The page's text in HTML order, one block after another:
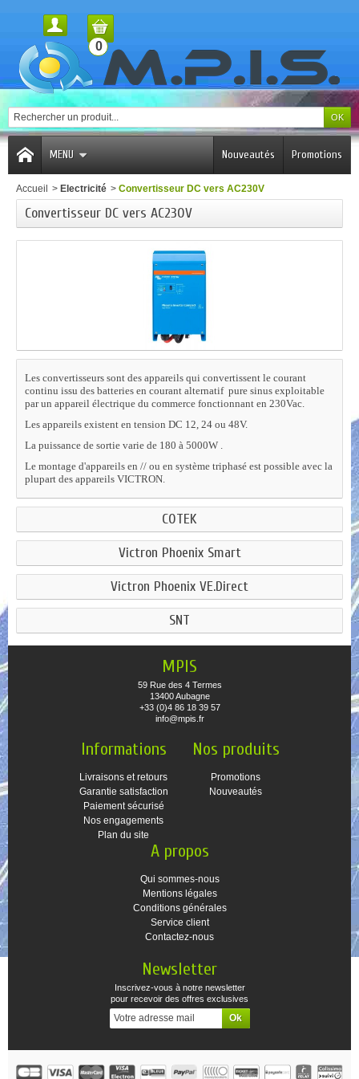
0
MENU Promotions
Nouveautés
Accueil > Electricité > Convertisseur DC vers AC230V
Convertisseur DC vers AC230V
Les convertisseurs sont des appareils qui convertissent le courant
continu issu des batteries en courant alternatif pure sinus exploitable
par un appareil électrique du commerce fonctionnant en 230Vac.
Les appareils existent en tension DC 12, 24 ou 48V.
La puissance de sortie varie de 180 à 5000W .
Le montage d'appareils en // ou en système triphasé est possible avec la
plupart des appareils VICTRON.
COTEK
Victron Phoenix Smart
Victron Phoenix VE.Direct
SNT
MPIS
59 Rue des 4 Termes
13400 Aubagne
+33 (0)4 86 18 39 57
info@mpis.fr
Informations
Livraisons et retours
Garantie satisfaction
Paiement sécurisé
Nos engagements
Plan du site
Nos produits
Promotions
Nouveautés
A propos
Qui sommes-nous
Mentions légales
Conditions générales
Service client
Contactez-nous
Newsletter
Inscrivez-vous à notre newsletter
pour recevoir des offres exclusives